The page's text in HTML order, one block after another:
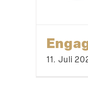
11. Juli